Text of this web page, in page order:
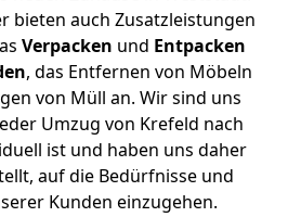
bieten auch Zusatzleistungen
Verpacken und Entpacken
, das Entfernen von Möbeln
von Müll an. Wir sind uns
Umzug von Krefeld nach
ist und haben uns daher
auf die Bedürfnisse und
Kunden einzugehen.